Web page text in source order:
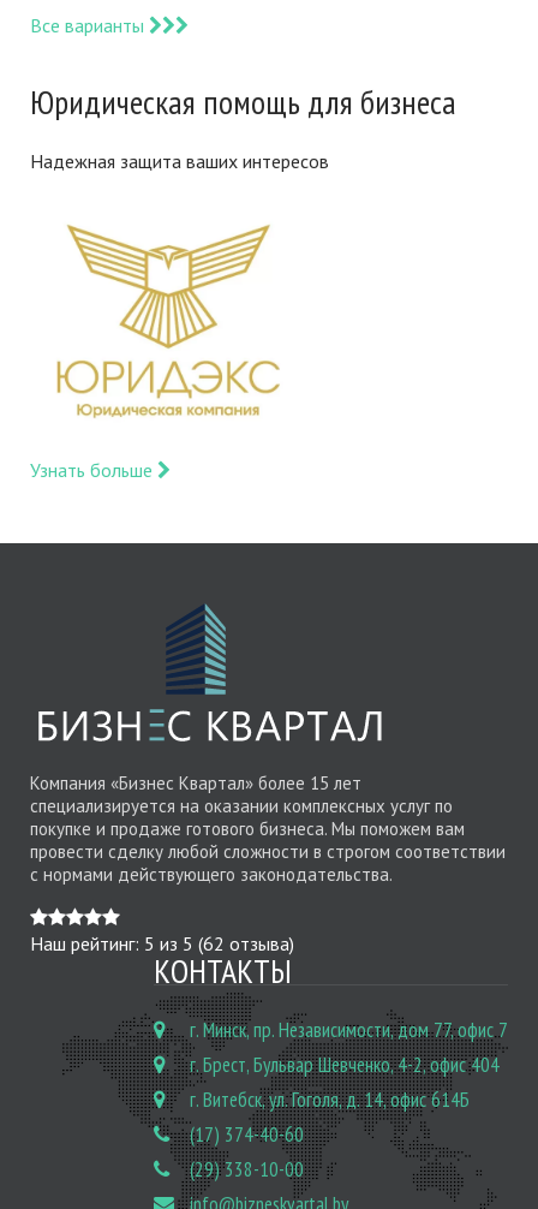
Все варианты
Юридическая помощь для бизнеса
Надежная защита ваших интересов
Узнать больше
Компания «Бизнес Квартал» более 15 лет
специализируется на оказании комплексных услуг по
покупке и продаже готового бизнеса. Мы поможем вам
провести сделку любой сложности в строгом соответствии
с нормами действующего законодательства.
Наш рейтинг: 5 из 5 (62 отзыва)
КОНТАКТЫ
г. Минск, пр. Независимости, дом 77, офис 7
г. Брест, Бульвар Шевченко, 4-2, офис 404
г. Витебск, ул. Гоголя, д. 14, офис 614Б
(17) 374-40-60
(29) 338-10-00